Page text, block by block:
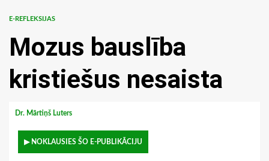
E-REFLEKSIJAS
Mozus bauslība
kristiešus nesaista
Dr. Mārtiņš Luters
▶ NOKLAUSIES ŠO E-PUBLIKĀCIJU